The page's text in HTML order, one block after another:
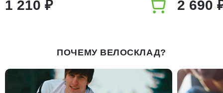
1 210 ₽ 2 690
ПОЧЕМУ ВЕЛОСКЛАД?